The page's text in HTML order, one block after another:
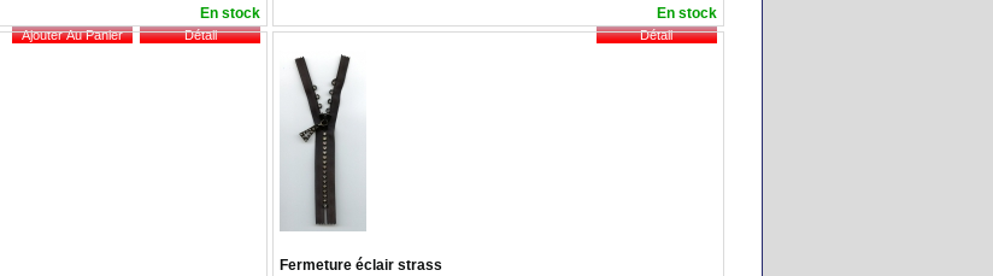
En stock En stock
Fermeture éclair strass